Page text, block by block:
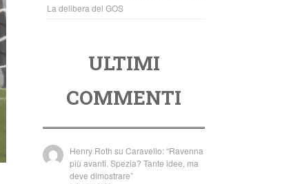
La delibera del GOS
ULTIMI
COMMENTI
Henry Roth suCaravello: “Ravenna
più avanti. Spezia? Tante idee, ma
deve dimostrare”